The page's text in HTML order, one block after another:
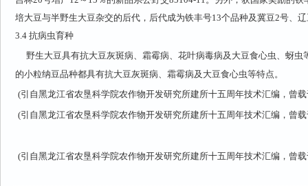
培大豆与半野生大豆杂交的后代，后代成为铁丰号13个品种及冀豆2号、
3.4 抗病虫育种
野生大豆具有抗大豆灰斑病、霜霉病、花叶病毒病及大豆食心虫、蚜
的小粒纳豆品种都具有抗大豆灰斑病、霜霉病及大豆食心虫等特点。
(引自黑龙江省农垦科学院农作物开发研究所建所十五周年技术汇编，曾
(引自黑龙江省农垦科学院农作物开发研究所建所十五周年技术汇编，曾
(引自黑龙江省农垦科学院农作物开发研究所建所十五周年技术汇编，曾